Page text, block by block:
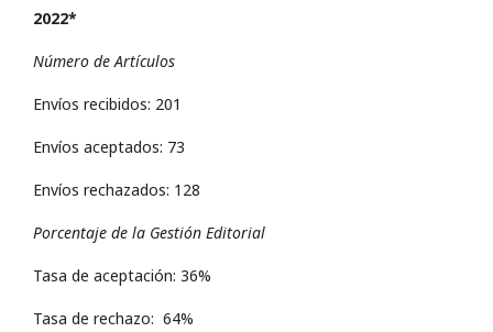
2022*
Número de Artículos
Envíos recibidos: 201
Envíos aceptados: 73
Envíos rechazados: 128
Porcentaje de la Gestión Editorial
Tasa de aceptación: 36%
Tasa de rechazo: 64%